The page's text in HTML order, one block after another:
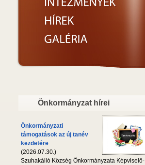
Önkormányzat hírei
Önkormányzati
támogatások az új tanév
kezdetére
(2026.07.30.)
Szuhakálló Község Önkormányzata Képviselő-